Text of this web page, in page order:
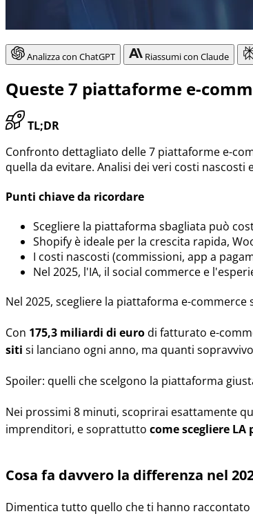
Analizza con ChatGPT Riassumi con Claude
Queste 7 piattaforme e-
TL;DR
Confronto dettagliato delle 7 piattaforme e-
quella da evitare. Analisi dei veri costi
Punti chiave da ricordare
Scegliere la piattaforma sbagliata può
Shopify è ideale per la crescita rapida,
I costi nascosti (commissioni, app a
Nel 2025, l'IA, il social commerce e
Nel 2025, scegliere la piattaforma e-
Con 175,3 miliardi di eurodi fatturato e-
siti si lanciano ogni anno, ma quanti
Spoiler: quelli che scelgono la piattaforma
Nei prossimi 8 minuti, scoprirai esattamente
imprenditori, e soprattutto come scegliere
Cosa fa davvero la differenza nel
Dimentica tutto quello che ti hanno